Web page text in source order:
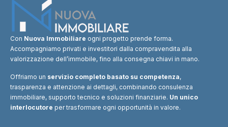
Con Nuova Immobiliare ogni progetto prende forma.
Accompagniamo privati e investitori dalla compravendita alla
valorizzazione dell’immobile, fino alla consegna chiavi in mano.
Offriamo un servizio completo basato su competenza,
trasparenza e attenzione ai dettagli, combinando consulenza
immobiliare, supporto tecnico e soluzioni finanziarie. Un unico
interlocutore per trasformare ogni opportunità in valore.